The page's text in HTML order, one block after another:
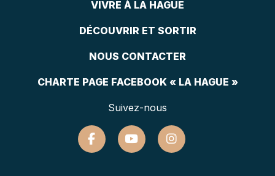
VIVRE À LA HAGUE
DÉCOUVRIR ET SORTIR
NOUS CONTACTER
CHARTE PAGE FACEBOOK « LA HAGUE »
Suivez-nous